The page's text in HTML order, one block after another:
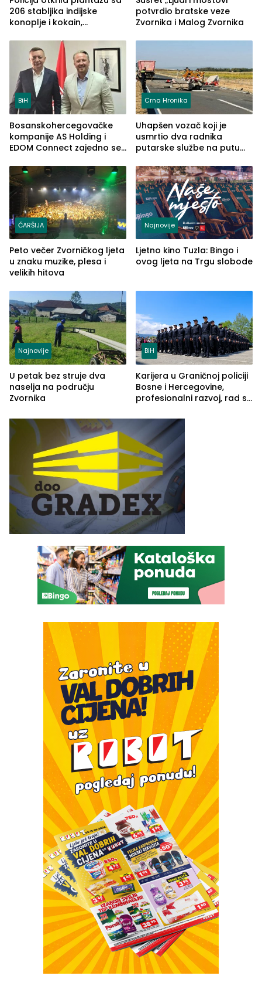
206 stabljika indijske
konoplje i kokain,
(FOTO)
potvrdio bratske veze
Zvornika i Malog Zvornika
BiH
Bosanskohercegovačke
kompanije AS Holding i
EDOM Connect zajedno se
Crna Hronika
Uhapšen vozač koji je
usmrtio dva radnika
putarske službe na putu
(FOTO)
ČARŠIJA
Peto večer Zvorničkog ljeta
u znaku muzike, plesa i
velikih hitova
Najnovije
Ljetno kino Tuzla: Bingo i
ovog ljeta na Trgu slobode
Najnovije
U petak bez struje dva
naselja na području
Zvornika
BiH
Karijera u Graničnoj policiji
Bosne i Hercegovine,
profesionalni razvoj, rad sa
služba građanima